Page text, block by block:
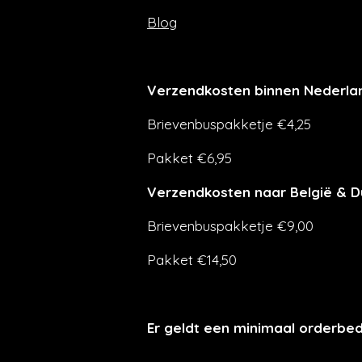
Blog
Verzendkosten binnen
Brievenbuspakketje €4,25
Pakket €6,95
Verzendkosten naar België &
Brievenbuspakketje €9,00
Pakket €14,50
Er geldt een minimaal